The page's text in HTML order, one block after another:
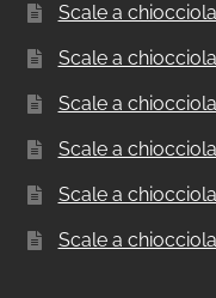
Scale a
Scale a
Scale a
Scale a
Scale a
Scale a